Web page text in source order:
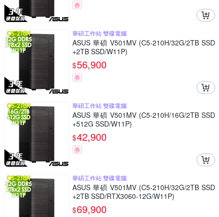
券
華碩工作站 雙碟電腦
ASUS 華碩 V501MV (C5-210H/32G/2TB SSD
+2TB SSD/W11P)
$56,900
券
華碩工作站 雙碟電腦
ASUS 華碩 V501MV (C5-210H/16G/2TB SSD
+512G SSD/W11P)
$42,900
券
華碩工作站 雙碟電腦
ASUS 華碩 V501MV (C5-210H/32G/2TB SSD
+2TB SSD/RTX3060-12G/W11P)
$69,900